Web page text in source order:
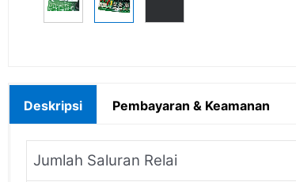
Deskripsi Pembayaran & Keamanan
Jumlah Saluran Relai